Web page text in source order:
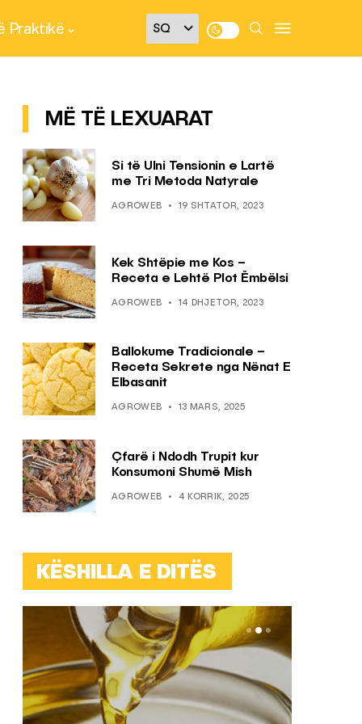
Praktikë
MË TË LEXUARAT
Si të Ulni Tensionin e Lartë
me Tri Metoda Natyrale
AGROWEB 19 SHTATOR, 2023
Kek Shtëpie me Kos –
Receta e Lehtë Plot Ëmbëlsi
AGROWEB 14 DHJETOR, 2023
Ballokume Tradicionale –
Receta Sekrete nga Nënat E
Elbasanit
AGROWEB 13 MARS, 2025
Çfarë i Ndodh Trupit kur
Konsumoni Shumë Mish
AGROWEB 4 KORRIK, 2025
KËSHILLA E DITËS